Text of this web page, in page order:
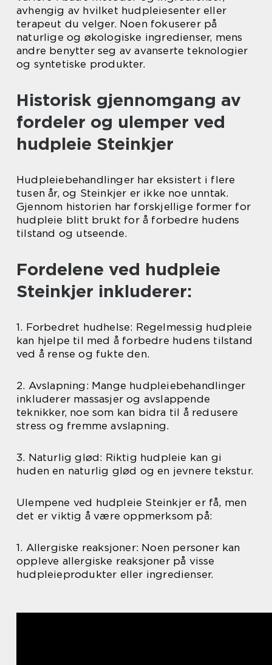
avhengig av hvilket hudpleiesenter eller
terapeut du velger. Noen fokuserer på
naturlige og økologiske ingredienser, mens
andre benytter seg av avanserte teknologier
og syntetiske produkter.
Historisk gjennomgang av
fordeler og ulemper ved
hudpleie Steinkjer
Hudpleiebehandlinger har eksistert i flere
tusen år, og Steinkjer er ikke noe unntak.
Gjennom historien har forskjellige former for
hudpleie blitt brukt for å forbedre hudens
tilstand og utseende.
Fordelene ved hudpleie
Steinkjer inkluderer:
1. Forbedret hudhelse: Regelmessig hudpleie
kan hjelpe til med å forbedre hudens tilstand
ved å rense og fukte den.
2. Avslapning: Mange hudpleiebehandlinger
inkluderer massasjer og avslappende
teknikker, noe som kan bidra til å redusere
stress og fremme avslapning.
3. Naturlig glød: Riktig hudpleie kan gi
huden en naturlig glød og en jevnere tekstur.
Ulempene ved hudpleie Steinkjer er få, men
det er viktig å være oppmerksom på:
1. Allergiske reaksjoner: Noen personer kan
oppleve allergiske reaksjoner på visse
hudpleieprodukter eller ingredienser.